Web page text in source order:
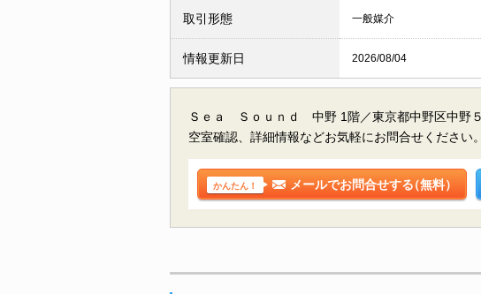
取引形態 一般媒介
情報更新日 2026/08/04
Ｓｅａ Ｓｏｕｎｄ 中野 1階／東京都中野区中野
空室確認、詳細情報などお気軽にお問合せください。
かんたん！ メールでお問合せする（無料）